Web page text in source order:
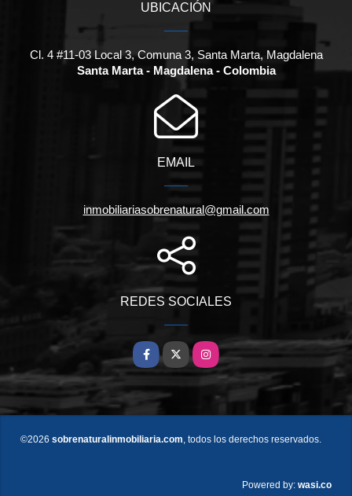
UBICACIÓN
Cl. 4 #11-03 Local 3, Comuna 3, Santa Marta, Magdalena
Santa Marta - Magdalena - Colombia
EMAIL
inmobiliariasobrenatural@gmail.com
REDES SOCIALES
Facebook
X Instagram
©2026 sobrenaturalinmobiliaria.com, todos los derechos reservados.
Powered by: wasi.co